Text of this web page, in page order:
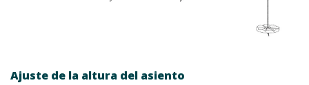
Ajuste de la altura del asiento